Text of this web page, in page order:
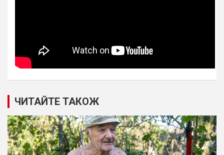
ЧИТАЙТЕ ТАКОЖ